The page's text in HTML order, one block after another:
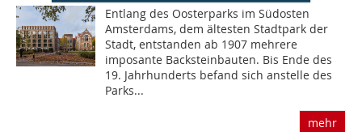
Entlang des Oosterparks im Südosten
Amsterdams, dem ältesten Stadtpark der
Stadt, entstanden ab 1907 mehrere
imposante Backsteinbauten. Bis Ende des
19. Jahrhunderts befand sich anstelle des
Parks...
mehr